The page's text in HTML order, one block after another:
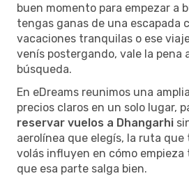
buen momento para empezar a
tengas ganas de una escapada
vacaciones tranquilas o ese
venís postergando, vale la pena
búsqueda.
En eDreams reunimos una
precios claros en un solo lugar,
reservar vuelos a Dhangarhi
aerolínea que elegís, la ruta
volás influyen en cómo
que esa parte salga bien.